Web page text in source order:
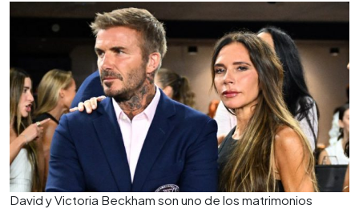
David y Victoria Beckham son uno de los matrimonios